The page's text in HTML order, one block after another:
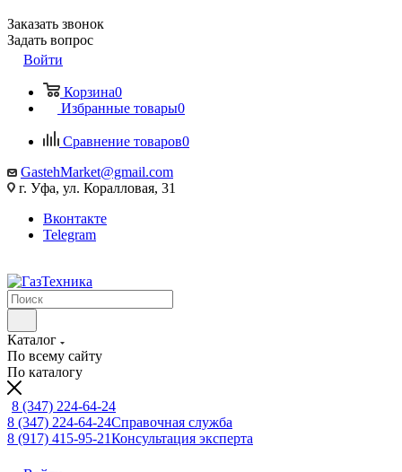
Заказать звонок
Задать вопрос
Войти
Корзина0
Избранные товары0
Сравнение товаров0
GastehMarket@gmail.com
г. Уфа, ул. Коралловая, 31
Вконтакте
Telegram
Каталог
По всему сайту
По каталогу
8 (347) 224-64-24
8 (347) 224-64-24Справочная служба
8 (917) 415-95-21Консультация эксперта